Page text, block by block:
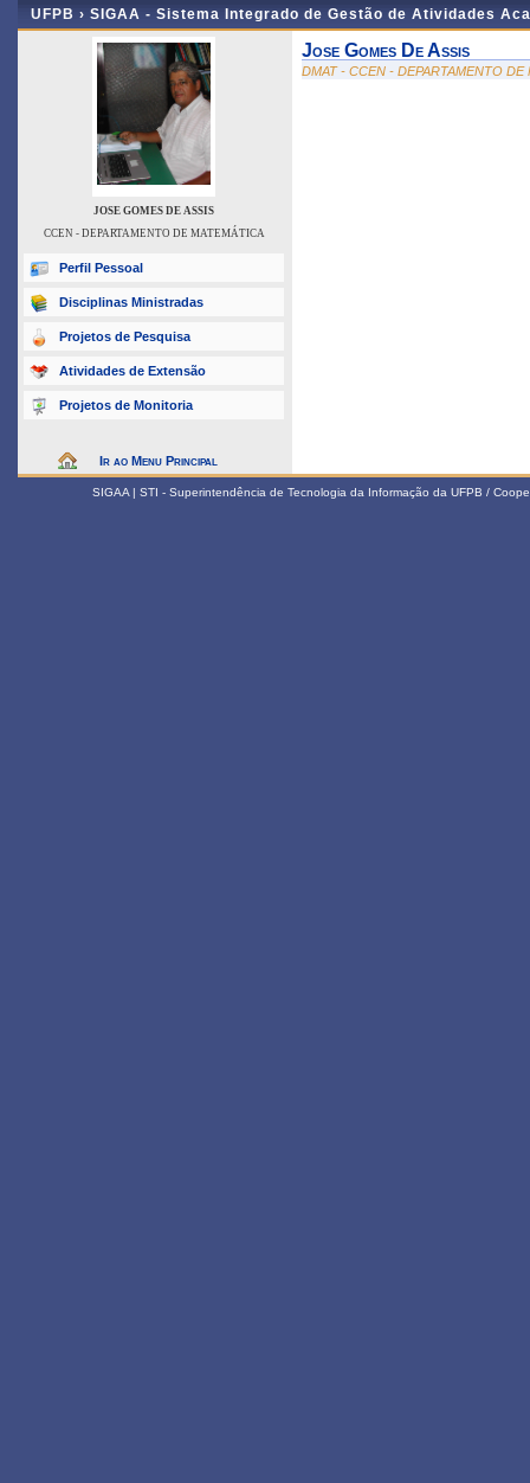
UFPB › SIGAA - Sistema Integrado de Gestão de Atividades
JOSE GOMES DE ASSIS
CCEN - DEPARTAMENTO DE MATEMÁTICA
Perfil Pessoal
Disciplinas Ministradas
Projetos de Pesquisa
Atividades de Extensão
Projetos de Monitoria
Ir ao Menu Principal
Jose Gomes De Assis
DMAT - CCEN - DEPARTAMENTO DE
SIGAA | STI - Superintendência de Tecnologia da Informação da UFPB /